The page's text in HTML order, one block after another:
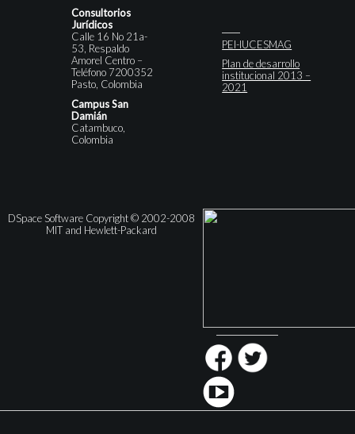
Consultorios
Jurídicos
Calle 16 No 21a-
53, Respaldo
Amorel Centro –
Teléfono 7200352
Pasto, Colombia
Campus San
Damián
Catambuco,
Colombia
PEI-IUCESMAG
Plan de desarrollo
institucional 2013 –
2021
DSpace Software Copyright © 2002-2008
MIT and Hewlett-Packard